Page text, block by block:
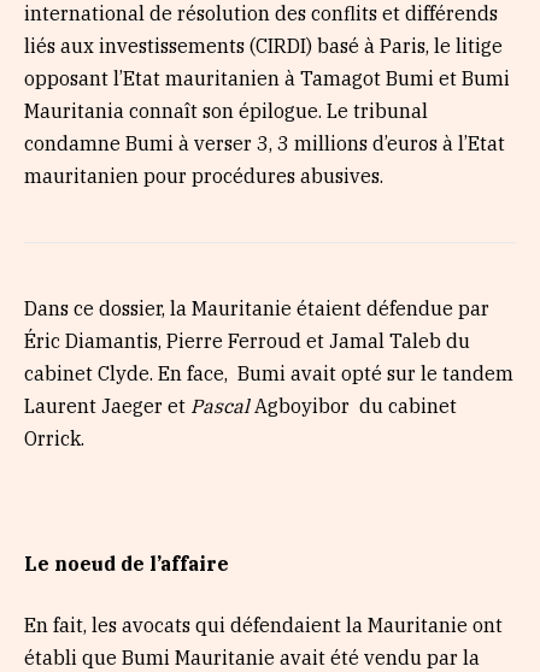
international de résolution des conflits et différends
liés aux investissements (CIRDI) basé à Paris, le litige
opposant l’Etat mauritanien à Tamagot Bumi et Bumi
Mauritania connaît son épilogue. Le tribunal
condamne Bumi à verser 3, 3 millions d’euros à l’Etat
mauritanien pour procédures abusives.
Dans ce dossier, la Mauritanie étaient défendue par
Éric Diamantis, Pierre Ferroud et Jamal Taleb du
cabinet Clyde. En face, Bumi avait opté sur le tandem
Laurent Jaeger et PascalAgboyibor du cabinet
Orrick.
Le noeud de l’affaire
En fait, les avocats qui défendaient la Mauritanie ont
établi que Bumi Mauritanie avait été vendu par la